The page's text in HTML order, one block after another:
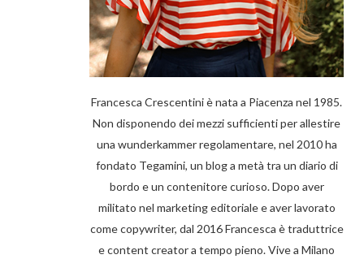
Francesca Crescentini è nata a Piacenza nel 1985.
Non disponendo dei mezzi sufficienti per allestire
una wunderkammer regolamentare, nel 2010 ha
fondato Tegamini, un blog a metà tra un diario di
bordo e un contenitore curioso. Dopo aver
militato nel marketing editoriale e aver lavorato
come copywriter, dal 2016 Francesca è traduttrice
e content creator a tempo pieno. Vive a Milano